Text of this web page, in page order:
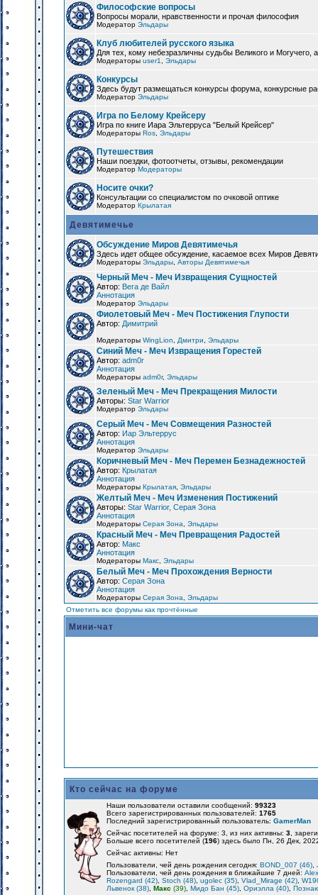
Философские вопросы
Вопросы морали, нравственности и прочая философия
Модератор Эльдары
Клуб любителей русского языка
Для тех, кому небезразличны судьбы Великого и Могучего,
Модераторы user1 Эльдары
Конкурсы
Здесь будут размещаться конкурсы форума, конкурсные
Модератор Эльдары
Игра по Белому Крейсеру
Игра по книге Иара Эльтерруса "Белый Крейсер"
Модераторы Ros Эльдары
Путешествия
Наши поездки, фотоотчеты, отзывы, рекомендации
Модератор Модераторы
Носите очки?
Консультации со специалистом по очковой оптике
Модератор Крылатая
Девятимечье
Обсуждение Миров Девятимечья
Здесь идет общее обсуждение, касаемое всех Миров
Модераторы Эльдары Авторы Девятимечья
Черный Меч - Меч Извращения Сущностей
Автор: Вега де Вайл
Аннотация
Модератор Эльдары
Фиолетовый Меч - Меч Постижения Глупости
Автор: Димитрий
Модераторы WingLion Дмитри Эльдары
Синий Меч - Меч Извращения Горестей
Автор: adm0r
Аннотация
Модераторы adm0r, Эльдары
Зеленый Меч - Меч Прекращения Милости
Авторы: Star Warrior
Модератор Эльдары
Серый Меч - Меч Совмещения Разностей
Автор: Иар Эльтеррус
Аннотация
Модератор Эльдары
Коричневый Меч - Меч Перемен Безнадежностей
Автор: Крылатая
Аннотация
Модераторы Крылатая Эльдары
Желтый Меч - Меч Изменения Постижений
Авторы: Star Warrior, Серая Зона
Аннотация
Модераторы Серая Зона Эльдары
Красный Меч - Меч Превращения Радостей
Автор: Макс
Аннотация
Модераторы Макс Эльдары
Белый Меч - Меч Прохождения Верности
Автор: Серая Зона
Аннотация
Модераторы Серая Зона
Эльдары
Отметить все форумы как прочтённые
Мини-чат
Кто сейчас на форуме
Наши пользователи оставили сообщений: 99323
Всего зарегистрированных пользователей: 1765
Последний зарегистрированный пользователь: GamerMan
Сейчас посетителей на форуме: 3, из них активны: 3 ,
Больше всего посетителей (196) здесь было Пн, 26 Дек,
Сейчас активны: Нет
Пользователи, чей день рождения сегодня: BOND_007 (46)
Пользователи, чей день рождения в ближайшие 7 дней:
Rozengard (42) Stoch (48) ugolec (35) Vlad_Mirage (42)
Львенок (38) Макс (39) Мидо Бан (45) Ориэлла (40)